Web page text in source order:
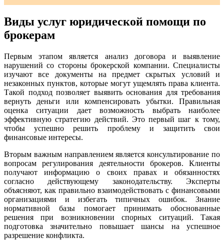
Виды услуг юридической помощи по
брокерам
Первым этапом является анализ договора и выявление
нарушений со стороны брокерской компании. Специалисты
изучают все документы на предмет скрытых условий и
незаконных пунктов, которые могут ущемлять права клиента.
Такой подход позволяет выявить основания для требования
вернуть деньги или компенсировать убытки. Правильная
оценка ситуации дает возможность выбрать наиболее
эффективную стратегию действий. Это первый шаг к тому,
чтобы успешно решить проблему и защитить свои
финансовые интересы.
Вторым важным направлением является консультирование по
вопросам регулирования деятельности брокеров. Клиенты
получают информацию о своих правах и обязанностях
согласно действующему законодательству. Эксперты
объясняют, как правильно взаимодействовать с финансовыми
организациями и избегать типичных ошибок. Знание
нормативной базы помогает принимать обоснованные
решения при возникновении спорных ситуаций. Такая
подготовка значительно повышает шансы на успешное
разрешение конфликта.